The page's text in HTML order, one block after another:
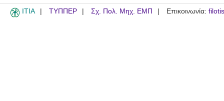
ITIA ΤΥΠΠΕΡ Σχ. Πολ. Μηχ. ΕΜΠ Επικοινωνία: